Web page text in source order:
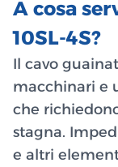
A cosa
10SL-4S?
Il cavo
macchinari e
che
stagna.
e altri